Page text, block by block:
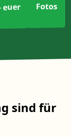
euer Fotos
sind für